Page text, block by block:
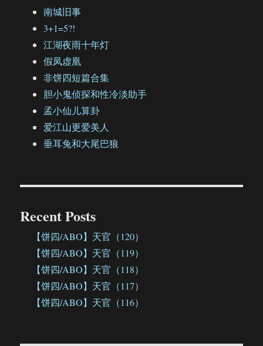
南城旧事
3+1=5?!
江湖夜雨十年灯
假凤虚凰
非饼四短篇合集
胆小鬼侦探和性冷淡助手
孟小仙儿算卦
爱江山更爱美人
垂耳兔和大尾巴狼
Recent Posts
【饼四/ABO】天官（120）
【饼四/ABO】天官（119）
【饼四/ABO】天官（118）
【饼四/ABO】天官（117）
【饼四/ABO】天官（116）